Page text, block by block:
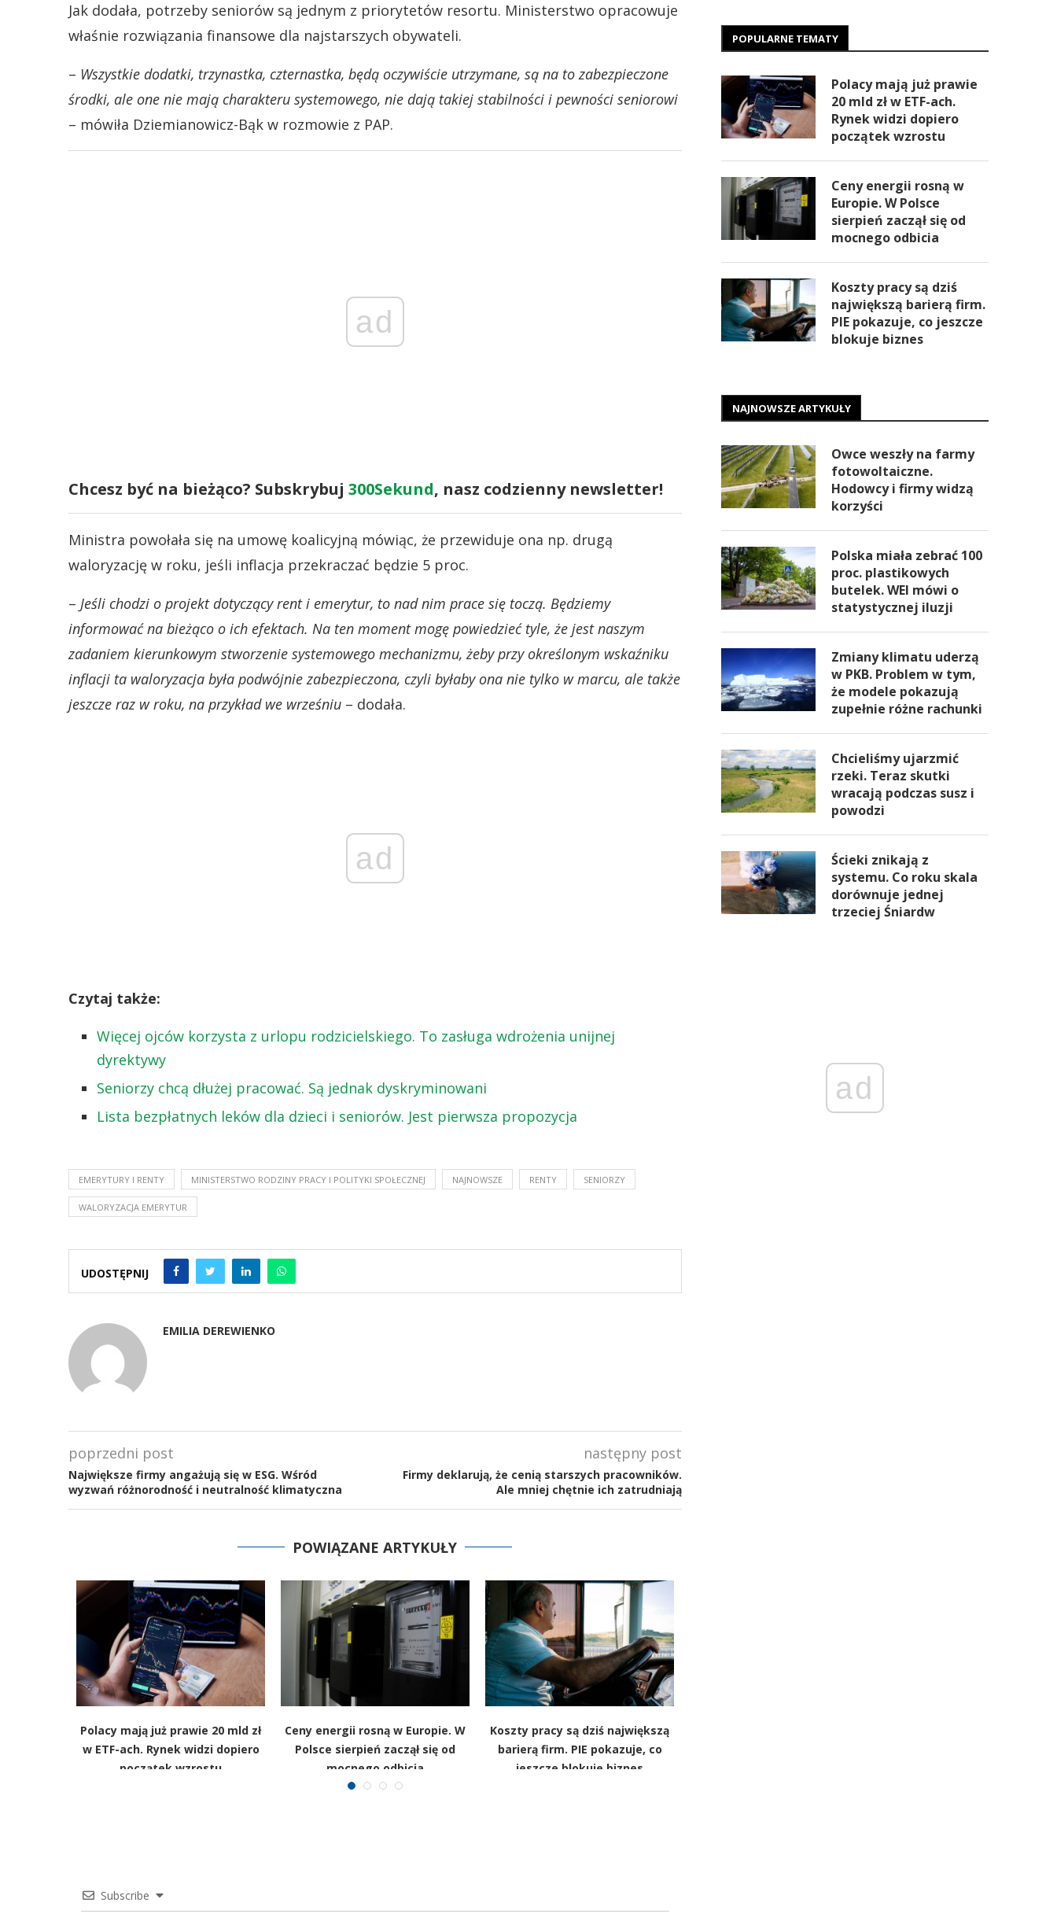
Jak dodała, potrzeby seniorów są jednym z priorytetów resortu. Ministerstwo opracowuje
właśnie rozwiązania finansowe dla najstarszych obywateli.
– Wszystkie dodatki, trzynastka, czternastka, będą oczywiście utrzymane, są na to zabezpieczone
środki, ale one nie mają charakteru systemowego, nie dają takiej stabilności i pewności seniorowi
– mówiła Dziemianowicz-Bąk w rozmowie z PAP.
ad
Chcesz być na bieżąco? Subskrybuj 300Sekund, nasz codzienny newsletter!
Ministra powołała się na umowę koalicyjną mówiąc, że przewiduje ona np. drugą
waloryzację w roku, jeśli inflacja przekraczać będzie 5 proc.
– Jeśli chodzi o projekt dotyczący rent i emerytur, to nad nim prace się toczą. Będziemy
informować na bieżąco o ich efektach. Na ten moment mogę powiedzieć tyle, że jest naszym
zadaniem kierunkowym stworzenie systemowego mechanizmu, żeby przy określonym wskaźniku
inflacji ta waloryzacja była podwójnie zabezpieczona, czyli byłaby ona nie tylko w marcu, ale także
jeszcze raz w roku, na przykład we wrześniu – dodała.
ad
Czytaj także:
Więcej ojców korzysta z urlopu rodzicielskiego. To zasługa wdrożenia unijnej
dyrektywy
Seniorzy chcą dłużej pracować. Są jednak dyskryminowani
Lista bezpłatnych leków dla dzieci i seniorów. Jest pierwsza propozycja
EMERYTURY I RENTY MINISTERSTWO RODZINY PRACY I POLITYKI SPOŁECZNEJ NAJNOWSZE RENTY SENIORZY
WALORYZACJA EMERYTUR
UDOSTĘPNIJ
EMILIA DEREWIENKO
poprzedni post
Największe firmy angażują się w ESG. Wśród
wyzwań różnorodność i neutralność klimatyczna
następny post
Firmy deklarują, że cenią starszych pracowników.
Ale mniej chętnie ich zatrudniają
POWIĄZANE ARTYKUŁY
Polacy mają już prawie 20 mld zł
w ETF-ach. Rynek widzi dopiero
początek wzrostu
Ceny energii rosną w Europie. W
Polsce sierpień zaczął się od
mocnego odbicia
Koszty pracy są dziś największą
barierą firm. PIE pokazuje, co
jeszcze blokuje biznes
Subscribe
POPULARNE TEMATY
Polacy mają już prawie
20 mld zł w ETF-ach.
Rynek widzi dopiero
początek wzrostu
Ceny energii rosną w
Europie. W Polsce
sierpień zaczął się od
mocnego odbicia
Koszty pracy są dziś
największą barierą firm.
PIE pokazuje, co jeszcze
blokuje biznes
NAJNOWSZE ARTYKUŁY
Owce weszły na farmy
fotowoltaiczne.
Hodowcy i firmy widzą
korzyści
Polska miała zebrać 100
proc. plastikowych
butelek. WEI mówi o
statystycznej iluzji
Zmiany klimatu uderzą
w PKB. Problem w tym,
że modele pokazują
zupełnie różne rachunki
Chcieliśmy ujarzmić
rzeki. Teraz skutki
wracają podczas susz i
powodzi
Ścieki znikają z
systemu. Co roku skala
dorównuje jednej
trzeciej Śniardw
ad